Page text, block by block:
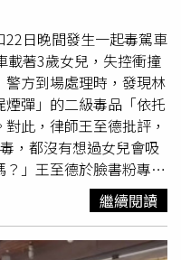
步延伸至部分鞋款，並
」系列的代表標
年問世，品牌當時希望
，提供運動員更完善的
現的「adidas
。
日晚間發生一起毒駕車
載著3歲女兒，失控衝撞
方到場處理時，發現林
彈」的二級毒品「依托
此，律師王至德批評，
，都沒有想過女兒會吸
」王至德於臉書粉專發
，最高可以判3年有期徒
刑，至於故意在密閉的
造成孩子身體不適或健
，由於是成年人故意對
繼續閱讀